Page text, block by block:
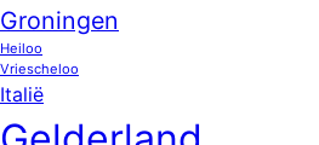
Groningen
Heiloo
Vriescheloo
Italië